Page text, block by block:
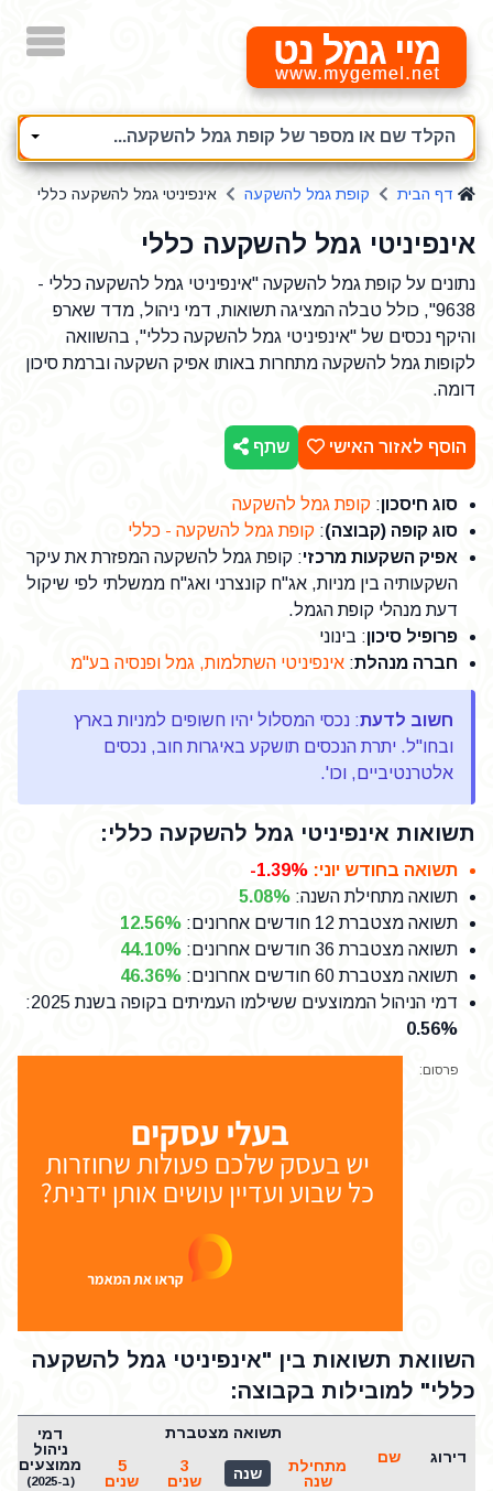
מיי גמל נט
הקלד שם או מספר של קופת גמל להשקעה...
דף הבית קופת גמל להשקעה אינפיניטי גמל להשקעה כללי
אינפיניטי גמל להשקעה כללי
נתונים על קופת גמל להשקעה "אינפיניטי גמל להשקעה כללי -
9638", כולל טבלה המציגה תשואות, דמי ניהול, מדד שארפ
והיקף נכסים של "אינפיניטי גמל להשקעה כללי", בהשוואה
לקופות גמל להשקעה מתחרות באותו אפיק השקעה וברמת סיכון
דומה.
הוסף לאזור האישי שתף
סוג חיסכון: קופת גמל להשקעה
סוג קופה (קבוצה): קופת גמל להשקעה - כללי
אפיק השקעות מרכזי: קופת גמל להשקעה המפזרת את עיקר
השקעותיה בין מניות, אג"ח קונצרני ואג"ח ממשלתי לפי שיקול
דעת מנהלי קופת הגמל.
פרופיל סיכון: בינוני
חברה מנהלת: אינפיניטי השתלמות, גמל ופנסיה בע"מ
חשוב לדעת: נכסי המסלול יהיו חשופים למניות בארץ
ובחו"ל. יתרת הנכסים תושקע באיגרות חוב, נכסים
אלטרנטיביים, וכו'.
תשואות אינפיניטי גמל להשקעה כללי:
תשואה בחודש יוני:
-1.39%
תשואה מתחילת השנה:
5.08%
תשואה מצטברת 12 חודשים אחרונים
:
12.56%
תשואה מצטברת 36 חודשים אחרונים
:
44.10%
תשואה מצטברת 60 חודשים אחרונים
:
46.36%
דמי הניהול הממוצעים ששילמו העמיתים בקופה בשנת 2025
:
0.56%
פרסום:
השוואת תשואות בין "אינפיניטי גמל להשקעה
כללי" למובילות בקבוצה:
דירוג שם
תשואה מצטברת
דמי
ניהול
ממוצעים
(ב-2025)
מתחילת
שנה
שנה
3
שנים
5
שנים